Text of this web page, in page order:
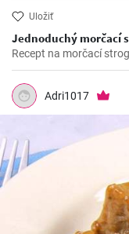
Uložiť
Jednoduchý morčací
Recept na morčací
Adri1017